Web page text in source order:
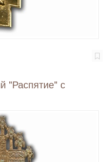
"Распятие" с